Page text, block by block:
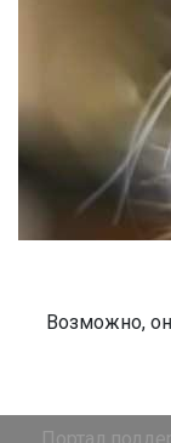
Возможно,